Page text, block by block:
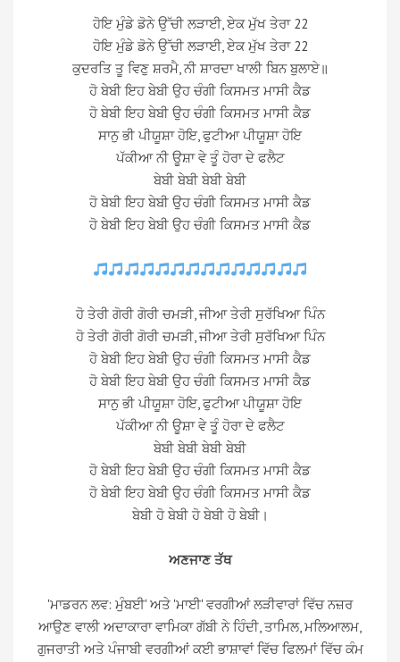
ਹੋਇ ਮੁੰਡੇ ਡੋਨੇ ਉੱਚੀ ਲੜਾਈ, ਏਕ ਮੁੱਖ ਤੇਰਾ 22
ਹੋਇ ਮੁੰਡੇ ਡੋਨੇ ਉੱਚੀ ਲੜਾਈ, ਏਕ ਮੁੱਖ ਤੇਰਾ 22
ਕੁਦਰਤਿ ਤੂ ਵਿਣੁ ਸ਼ਰਮੈ, ਨੀ ਸ਼ਾਰਦਾ ਖਾਲੀ ਬਿਨ ਬੁਲਾਏ॥
ਹੋ ਬੇਬੀ ਇਹ ਬੇਬੀ ਉਹ ਚੰਗੀ ਕਿਸਮਤ ਮਾਸੀ ਕੈਡ
ਹੋ ਬੇਬੀ ਇਹ ਬੇਬੀ ਉਹ ਚੰਗੀ ਕਿਸਮਤ ਮਾਸੀ ਕੈਡ
ਸਾਨੁ ਭੀ ਪੀਯੂਸ਼ਾ ਹੋਇ, ਫੁਟੀਆ ਪੀਯੂਸ਼ਾ ਹੋਇ
ਪੱਕੀਆ ਨੀ ਊਸ਼ਾ ਵੇ ਤੂੰ ਹੋਰਾ ਦੇ ਫਲੈਟ
ਬੇਬੀ ਬੇਬੀ ਬੇਬੀ ਬੇਬੀ
ਹੋ ਬੇਬੀ ਇਹ ਬੇਬੀ ਉਹ ਚੰਗੀ ਕਿਸਮਤ ਮਾਸੀ ਕੈਡ
ਹੋ ਬੇਬੀ ਇਹ ਬੇਬੀ ਉਹ ਚੰਗੀ ਕਿਸਮਤ ਮਾਸੀ ਕੈਡ
ਹੋ ਤੇਰੀ ਗੋਰੀ ਗੋਰੀ ਚਮੜੀ, ਜੀਆ ਤੇਰੀ ਸੁਰੱਖਿਆ ਪਿੰਨ
ਹੋ ਤੇਰੀ ਗੋਰੀ ਗੋਰੀ ਚਮੜੀ, ਜੀਆ ਤੇਰੀ ਸੁਰੱਖਿਆ ਪਿੰਨ
ਹੋ ਬੇਬੀ ਇਹ ਬੇਬੀ ਉਹ ਚੰਗੀ ਕਿਸਮਤ ਮਾਸੀ ਕੈਡ
ਹੋ ਬੇਬੀ ਇਹ ਬੇਬੀ ਉਹ ਚੰਗੀ ਕਿਸਮਤ ਮਾਸੀ ਕੈਡ
ਸਾਨੁ ਭੀ ਪੀਯੂਸ਼ਾ ਹੋਇ, ਫੁਟੀਆ ਪੀਯੂਸ਼ਾ ਹੋਇ
ਪੱਕੀਆ ਨੀ ਊਸ਼ਾ ਵੇ ਤੂੰ ਹੋਰਾ ਦੇ ਫਲੈਟ
ਬੇਬੀ ਬੇਬੀ ਬੇਬੀ ਬੇਬੀ
ਹੋ ਬੇਬੀ ਇਹ ਬੇਬੀ ਉਹ ਚੰਗੀ ਕਿਸਮਤ ਮਾਸੀ ਕੈਡ
ਹੋ ਬੇਬੀ ਇਹ ਬੇਬੀ ਉਹ ਚੰਗੀ ਕਿਸਮਤ ਮਾਸੀ ਕੈਡ
ਬੇਬੀ ਹੋ ਬੇਬੀ ਹੋ ਬੇਬੀ ਹੋ ਬੇਬੀ।
ਅਣਜਾਣ ਤੱਥ
'ਮਾਡਰਨ ਲਵ: ਮੁੰਬਈ' ਅਤੇ 'ਮਾਈ' ਵਰਗੀਆਂ ਲੜੀਵਾਰਾਂ ਵਿੱਚ ਨਜ਼ਰ
ਆਉਣ ਵਾਲੀ ਅਦਾਕਾਰਾ ਵਾਮਿਕਾ ਗੱਬੀ ਨੇ ਹਿੰਦੀ, ਤਾਮਿਲ, ਮਲਿਆਲਮ,
ਗੁਜਰਾਤੀ ਅਤੇ ਪੰਜਾਬੀ ਵਰਗੀਆਂ ਕਈ ਭਾਸ਼ਾਵਾਂ ਵਿੱਚ ਫਿਲਮਾਂ ਵਿੱਚ ਕੰਮ